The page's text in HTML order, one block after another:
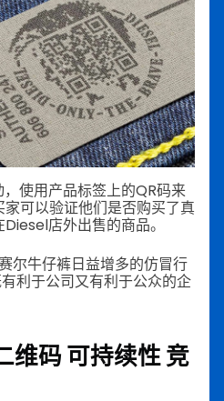
使用产品标签上的QR码来
可以验证他们是否购买了真
店外出售的商品。
尔牛仔裤日益增多的仿冒行
利于公司又有利于公众的企
维码可持续性竞